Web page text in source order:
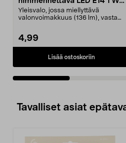
lämpimän valkoinen
Yleisvalo, jossa miellyttävä
valonvoimakkuus (136 lm), vastaa
4,99
Lisää ostoskoriin
Tavalliset asiat